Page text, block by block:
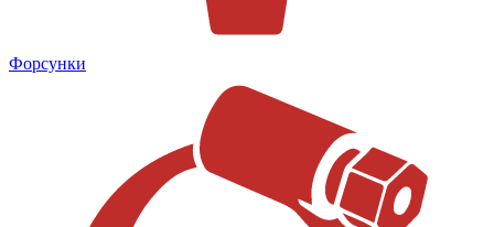
Форсунки